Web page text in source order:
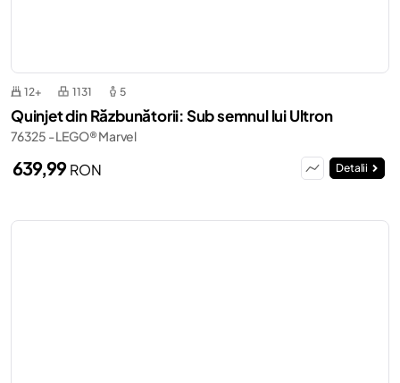
12+ 1131 5
Quinjet din Răzbunătorii: Sub semnul lui Ultron
76325 - LEGO® Marvel
639,99RON Detalii